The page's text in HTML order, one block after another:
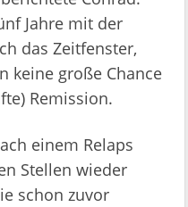
Jahre mit der
das Zeitfenster,
keine große Chance
Remission.
einem Relaps
Stellen wieder
schon zuvor